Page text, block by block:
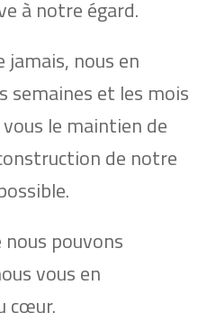
à notre égard.
nous en
semaines et les mois
le maintien de
de notre
pouvons
vous en
cœur.